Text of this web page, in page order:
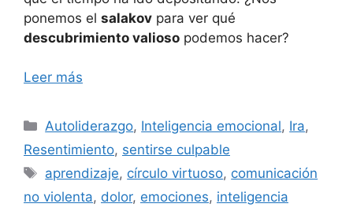
ponemos el salakov para ver qué
descubrimiento valioso podemos hacer?
Leer más
Categorías
Autoliderazgo, Inteligencia emocional, Ira,
Resentimiento, sentirse culpable
Etiquetas
aprendizaje, círculo virtuoso, comunicación
no violenta, dolor, emociones, inteligencia